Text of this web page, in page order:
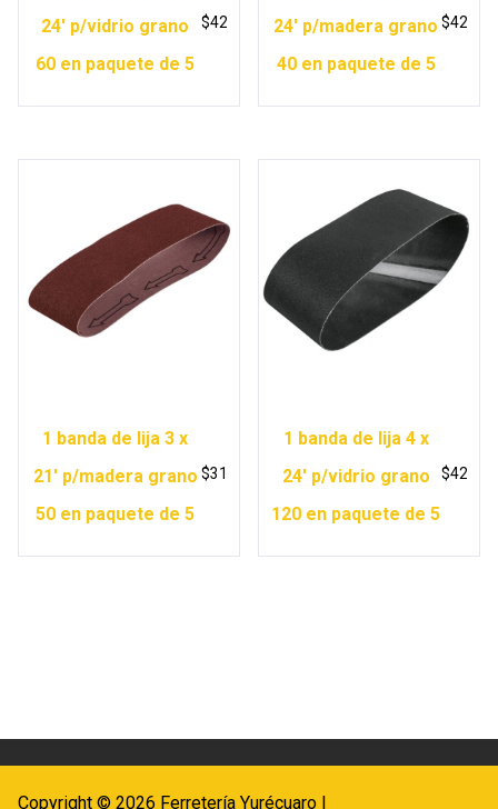
24′ p/vidrio grano
60 en paquete de 5
$42
24′ p/madera grano
40 en paquete de 5
$42
1 banda de lija 3 x
21′ p/madera grano
50 en paquete de 5
$31
1 banda de lija 4 x
24′ p/vidrio grano
120 en paquete de 5
$42
Copyright © 2026 Ferretería Yurécuaro |